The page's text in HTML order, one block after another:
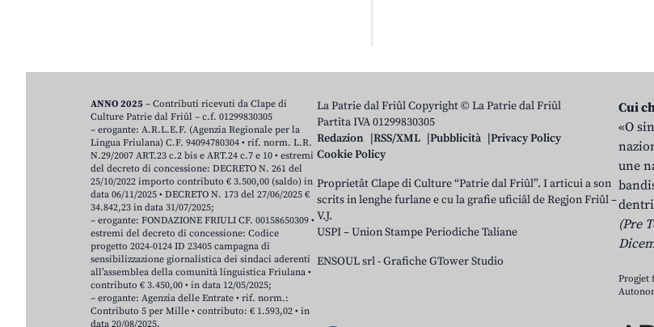
La Patrie dal Friûl Copyright © La Patrie dal Friûl
Partita IVA 01299830305
Redazion
RSS/XML Pubblicità
Privacy Policy
Cookie Policy
Proprietât Clape di Culture “Patrie dal Friûl”. I articui a son
scrits in lenghe furlane e cu la grafie uficiâl de Regjon Friûl –
V.J.
USPI – Union Stampe Periodiche Taliane
ENSOUL srl-Grafiche GTower Studio
Cui
«O
une
(Pre
Progjet
ANNO 2025 – Contributi ricevuti da Clape di
Culture Patrie dal Friûl – c.f. 01299830305
– erogante: A.R.L.E.F. (Agenzia Regionale per la
Lingua Friulana) C.F. 94094780304 • rif. norm. L.R.
N.29/2007 ART.23 c.2 bis e ART.24 c.7 e 10 • estremi
del decreto di concessione: DECRETO N. 261 del
25/10/2022 importo contributo € 3.500,00 (saldo) in
data 06/11/2025 • DECRETO N. 173 del 27/06/2025 €
34.842,23 in data 31/07/2025;
– erogante: FONDAZIONE FRIULI CF. 00158650309 •
estremi del decreto di concessione: Codice
progetto 2024-0124 ID 23405 campagna di
sensibilizzazione giornalistica dei sindaci aderenti
all’assemblea della comunità linguistica Friulana •
contributo € 3.450,00 • in data 12/05/2025;
– erogante: Agenzia delle Entrate • rif. norm.:
Contributo 5 per Mille • contributo: € 1.593,02 • in
data 20/08/2025.